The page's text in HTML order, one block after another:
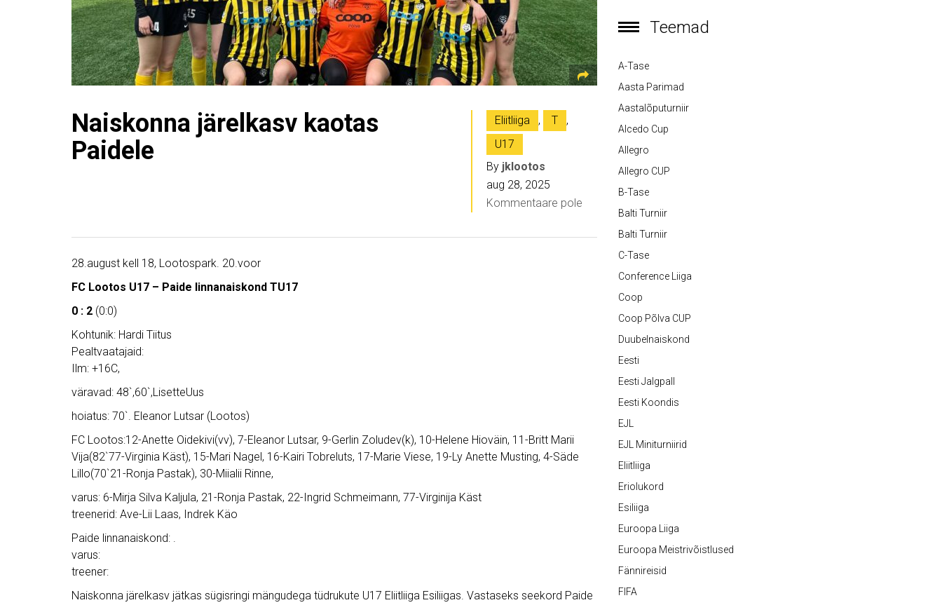
Naiskonna järelkasv kaotas
Paidele
Eliitliiga , T
,
U17
By jklootos
aug 28, 2025
Kommentaare pole
28.august kell 18, Lootospark. 20.voor
FC Lootos U17 – Paide linnanaiskond TU17
0 : 2 (0:0)
Kohtunik: Hardi Tiitus
Pealtvaatajaid:
Ilm: +16C,
väravad: 48`,60`,LisetteUus
hoiatus: 70`. Eleanor Lutsar (Lootos)
FC Lootos:12-Anette Oidekivi(vv), 7-Eleanor Lutsar, 9-Gerlin Zoludev(k), 10-Helene Hioväin, 11-Britt Marii
Vija(82`77-Virginia Käst), 15-Mari Nagel, 16-Kairi Tobreluts, 17-Marie Viese, 19-Ly Anette Musting, 4-Säde
Lillo(70`21-Ronja Pastak), 30-Miialii Rinne,
varus: 6-Mirja Silva Kaljula, 21-Ronja Pastak, 22-Ingrid Schmeimann, 77-Virginija Käst
treenerid: Ave-Lii Laas, Indrek Käo
Paide linnanaiskond: .
varus:
treener:
Naiskonna järelkasv jätkas sügisringi mängudega tüdrukute U17 Eliitliiga Esiliigas. Vastaseks seekord Paide
Teemad
A-Tase
Aasta Parimad
Aastalõputurniir
Alcedo Cup
Allegro
Allegro CUP
B-Tase
Balti Turniir
Balti Turniir
C-Tase
Conference Liiga
Coop
Coop Põlva CUP
Duubelnaiskond
Eesti
Eesti Jalgpall
Eesti Koondis
EJL
EJL Miniturniirid
Eliitliiga
Eriolukord
Esiliiga
Euroopa Liiga
Euroopa Meistrivõistlused
Fännireisid
FIFA